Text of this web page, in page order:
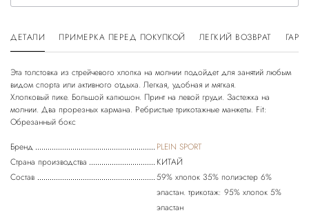
ДЕТАЛИ ПРИМЕРКА ПЕРЕД ПОКУПКОЙ ЛЕГКИЙ ВОЗВРАТ
Эта толстовка из стрейчевого хлопка на молнии подойдет для занятий любым
видом спорта или активного отдыха. Легкая, удобная и мягкая.
Хлопковый пике. Большой капюшон. Принт на левой груди. Застежка на
молнии. Два прорезных кармана. Ребристые трикотажные манжеты. Fit:
Обрезанный бокс
Бренд
PLEIN SPORT
Страна производства
КИТАЙ
Состав
59% хлопок 35% полиэстер 6%
эластан. трикотаж: 95% хлопок 5%
эластан